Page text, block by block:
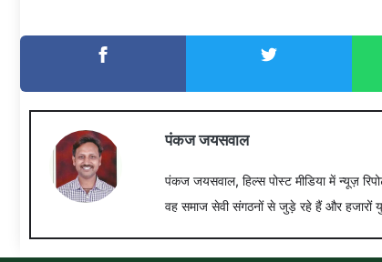
पंकज जयसवाल
पंकज जयसवाल, हिल्स पोस्ट मीडिया में न्यूज़
वह समाज सेवी संगठनों से जुड़े रहे हैं और हजारों